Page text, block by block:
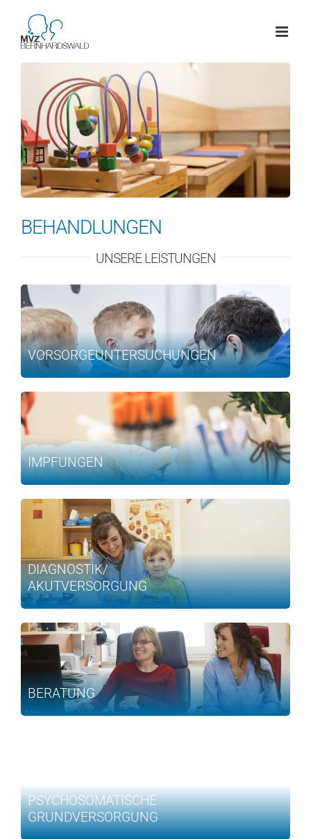
content
BEHANDLUNGEN
UNSERE LEISTUNGEN
VORSORGE­UNTERSUCHUNGEN
IMPFUNGEN
DIAGNOSTIK/
AKUTVERSORGUNG
BERATUNG
PSYCHOSOMATISCHE
GRUNDVERSORGUNG